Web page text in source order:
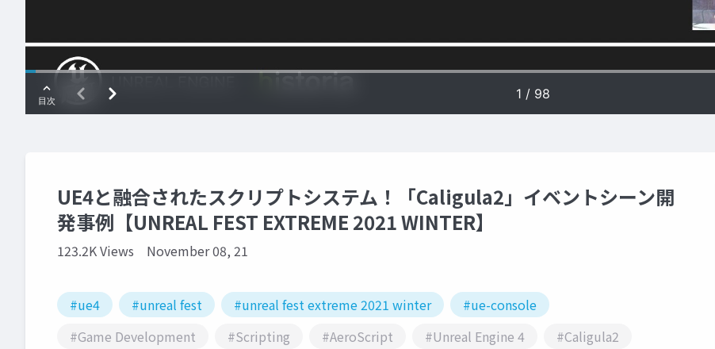
UE4と融合されたスクリプトシステム！「Caligula2」イベントシーン開
発事例【UNREAL FEST EXTREME 2021 WINTER】
123.2K Views November 08, 21
#ue4 #unreal fest #unreal fest extreme 2021 winter
#ue-console
#Game Development
#Scripting #AeroScript #Unreal Engine 4 #Caligula2